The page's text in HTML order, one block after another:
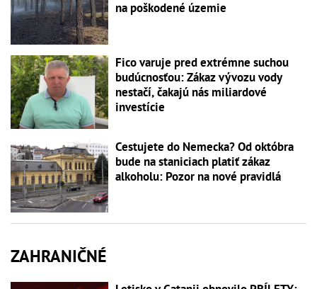
na poškodené územie
Fico varuje pred extrémne suchou
budúcnosťou: Zákaz vývozu vody
nestačí, čakajú nás miliardové
investície
Cestujete do Nemecka? Od októbra
bude na staniciach platiť zákaz
alkoholu: Pozor na nové pravidlá
ZAHRANIČNÉ